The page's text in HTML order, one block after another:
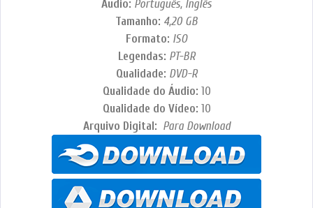
Áudio: Português, Inglês
Tamanho: 4,20 GB
Formato: ISO
Legendas: PT-BR
Qualidade: DVD-R
Qualidade do Áudio: 10
Qualidade do Vídeo: 10
Arquivo Digital: Para Download